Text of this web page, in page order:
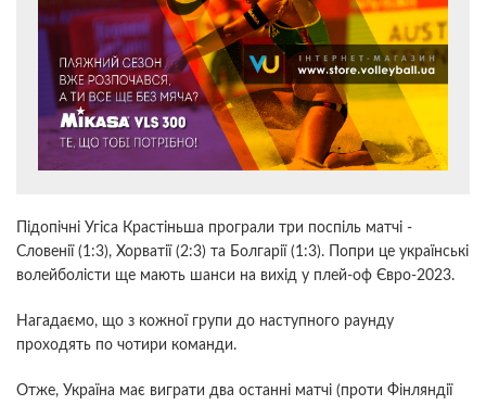
Підопічні Угіса Крастіньша програли три поспіль матчі -
Словенії (1:3), Хорватії (2:3) та Болгарії (1:3). Попри це українські
волейболісти ще мають шанси на вихід у плей-оф Євро-2023.
Нагадаємо, що з кожної групи до наступного раунду
проходять по чотири команди.
Отже, Україна має виграти два останні матчі (проти Фінляндії